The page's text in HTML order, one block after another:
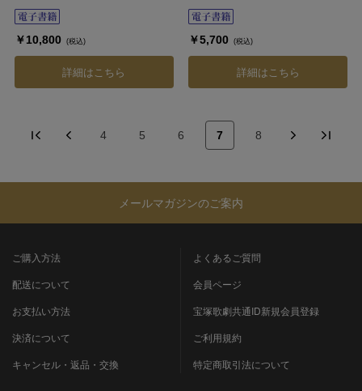
￥10,800 (税込)
詳細はこちら
￥5,700 (税込)
詳細はこちら
4 5 6 7 8
メールマガジンのご案内
ご購入方法
配送について
お支払い方法
決済について
キャンセル・返品・交換
よくあるご質問
会員ページ
宝塚歌劇共通ID新規会員登録
ご利用規約
特定商取引法について